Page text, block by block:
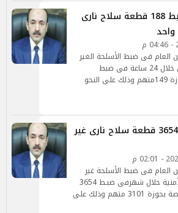
قطاع الأمن العام يضبط 188 قطعة سلاح نارى
العام فى ضبط الأسلحة الغير
مرخصة نجحت أجهزة الأمن خلال 24 ساعة فى ضبط
188قطعة سلاح نارى بحوزة 149متهم وذلك على النحو
ضربات معلم .. ضبـط 3654 قطعة سلاح نارى غير
العام فى ضبط الأسلحة غير
المرخصة نجحت الأجهزة الأمنية خلال شهرفى ضبـط 3654
قطعة سلاح نارى غير مرخصة بحوزة 3101 متهم وذلك على